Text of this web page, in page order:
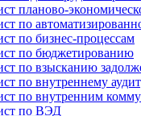
планово-
по
по бизнес-процессам
по бюджетированию
по взысканию
по внутреннему
по внутренним
по ВЭД